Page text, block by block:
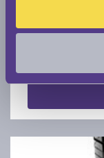
Модел